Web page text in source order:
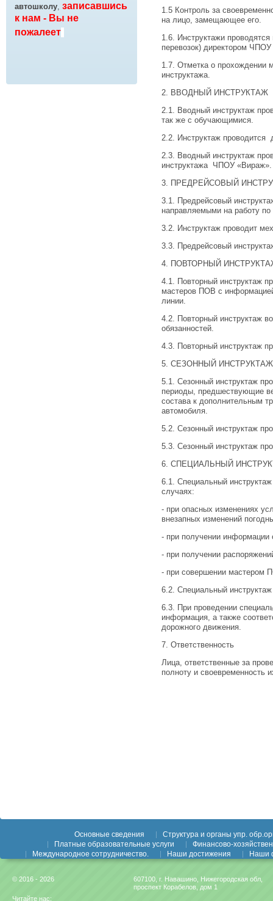
1.5 Контроль за
на лицо, замещающее его.
1.6. Инструктажи
перевозок) директором
1.7. Отметка о прохождении
инструктажа.
2. ВВОДНЫЙ ИНСТРУКТАЖ
2.1. Вводный инструктаж
так же с обучающимися.
2.2. Инструктаж
2.3. Вводный инструктаж
инструктажа ЧПОУ
3. ПРЕДРЕЙСОВЫЙ
3.1. Предрейсовый
направляемыми на работу
3.2. Инструктаж проводит
3.3. Предрейсовый
4. ПОВТОРНЫЙ
4.1. Повторный инструктаж
мастеров ПОВ с
линии.
4.2. Повторный инструктаж
обязанностей.
4.3. Повторный инструктаж
5. СЕЗОННЫЙ
5.1. Сезонный инструктаж
периоды, предшествующие
состава к дополнительным
автомобиля.
5.2. Сезонный инструктаж
5.3. Сезонный инструктаж
6. СПЕЦИАЛЬНЫЙ
6.1. Специальный
случаях:
- при опасных изменениях
внезапных изменений
- при получении
- при получении
- при совершении мастером
6.2. Специальный
6.3. При проведении
информация, а также
дорожного движения.
7. Ответственность
Лица, ответственные за
полноту и своевременность
автошколу, записавшись
к нам - Вы не
пожалеет
Основные сведения
Структура и органы упр.
Платные образовательные услуги
Финансово-
Международное сотрудничество.
Наши достижения Наши
© 2016 - 2026
Читайте нас:
607100, г. Навашино, Нижегородская обл,
проспект Корабелов, дом 1